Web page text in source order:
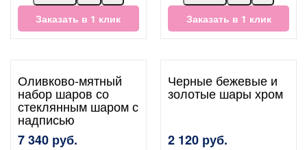
Заказать в 1 клик
Заказать в 1 клик
Оливково-мятный
набор шаров со
стеклянным шаром с
надписью
7 340 руб.
Черные бежевые и
золотые шары хром
2 120 руб.